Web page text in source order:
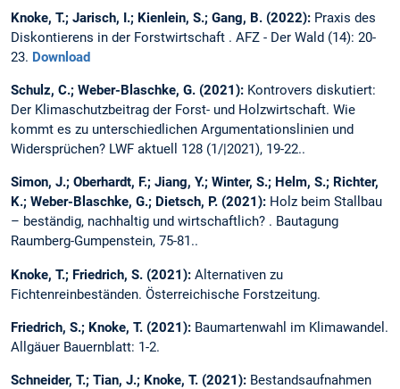
Knoke, T.; Jarisch, I.; Kienlein, S.; Gang, B. (2022): Praxis des
Diskontierens in der Forstwirtschaft . AFZ - Der Wald (14): 20-
23. Download
Schulz, C.; Weber-Blaschke, G. (2021): Kontrovers diskutiert:
Der Klimaschutzbeitrag der Forst- und Holzwirtschaft. Wie
kommt es zu unterschiedlichen Argumentationslinien und
Widersprüchen? LWF aktuell 128 (1/|2021), 19-22..
Simon, J.; Oberhardt, F.; Jiang, Y.; Winter, S.; Helm, S.; Richter,
K.; Weber-Blaschke, G.; Dietsch, P. (2021): Holz beim Stallbau
– beständig, nachhaltig und wirtschaftlich? . Bautagung
Raumberg-Gumpenstein, 75-81..
Knoke, T.; Friedrich, S. (2021): Alternativen zu
Fichtenreinbeständen. Österreichische Forstzeitung.
Friedrich, S.; Knoke, T. (2021): Baumartenwahl im Klimawandel.
Allgäuer Bauernblatt: 1-2.
Schneider, T.; Tian, J.; Knoke, T. (2021): Bestandsaufnahmen